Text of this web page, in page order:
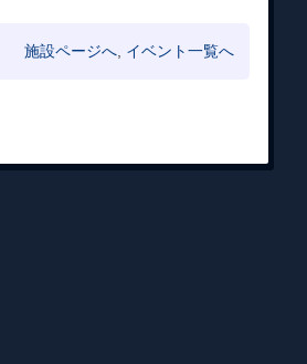
施設ページへ イベント一覧へ